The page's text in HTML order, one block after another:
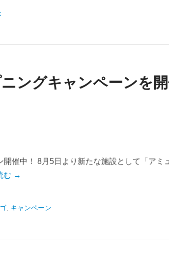
ングキャンペーンを
催中！ 8月5日より新たな施設として「アミ
む →
キャンペーン